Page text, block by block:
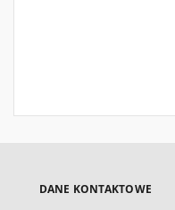
DANE KONTAKTOWE